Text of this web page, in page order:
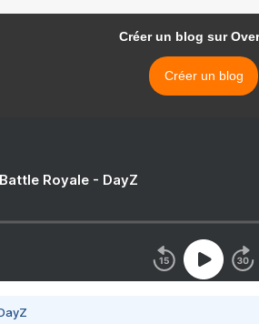
Créer un blog sur
Créer un blog
Royale - DayZ